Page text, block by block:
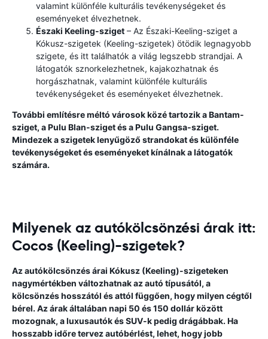
valamint különféle kulturális tevékenységeket és
eseményeket élvezhetnek.
Északi Keeling-sziget – Az Északi-Keeling-sziget a
Kókusz-szigetek (Keeling-szigetek) ötödik legnagyobb
szigete, és itt találhatók a világ legszebb strandjai. A
látogatók sznorkelezhetnek, kajakozhatnak és
horgászhatnak, valamint különféle kulturális
tevékenységeket és eseményeket élvezhetnek.
További említésre méltó városok közé tartozik a Bantam-
sziget, a Pulu Blan-sziget és a Pulu Gangsa-sziget.
Mindezek a szigetek lenyűgöző strandokat és különféle
tevékenységeket és eseményeket kínálnak a látogatók
számára.
Milyenek az autókölcsönzési árak itt:
Cocos (Keeling)-szigetek?
Az autókölcsönzés árai Kókusz (Keeling)-szigeteken
nagymértékben változhatnak az autó típusától, a
kölcsönzés hosszától és attól függően, hogy milyen cégtől
bérel. Az árak általában napi 50 és 150 dollár között
mozognak, a luxusautók és SUV-k pedig drágábbak. Ha
hosszabb időre tervez autóbérlést, lehet, hogy jobb